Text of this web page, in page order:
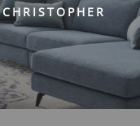
CHRISTOPHER